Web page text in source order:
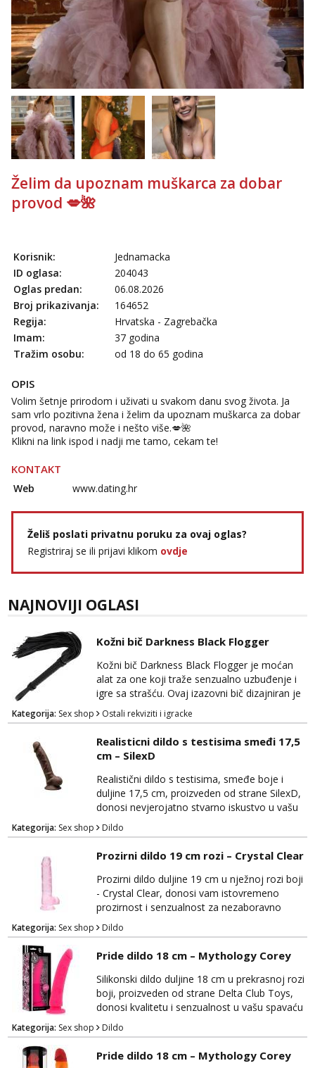
Anđela
Čekam tvoj poziv!
064/677-677- Kod: #142
tel:0,93€ - mob:1,12€ min
Želim da upoznam muškarca za dobar
provod 💋🌺
Korisnik:
Jednamacka
ID oglasa:
204043
Oglas predan:
06.08.2026
Broj prikazivanja:
164652
Regija:
Hrvatska - Zagrebačka
Imam:
37 godina
Tražim osobu:
od 18 do 65 godina
OPIS
Volim šetnje prirodom i uživati u svakom danu svog života. Ja
sam vrlo pozitivna žena i želim da upoznam muškarca za dobar
provod, naravno može i nešto više.💋🌺
Klikni na link ispod i nadji me tamo, cekam te!
KONTAKT
Web www.dating.hr
Želiš poslati privatnu poruku za ovaj oglas?
Registriraj se ili prijavi klikom ovdje
NAJNOVIJI OGLASI
Kožni bič Darkness Black Flogger
Kožni bič Darkness Black Flogger je moćan
alat za one koji traže senzualno uzbuđenje i
igre sa strašću. Ovaj izazovni bič dizajniran je
za dodatnu stimulaciju i eksperimentiranje u
svijetu BDSM-a i erotike. Izrađen je od
visokokvalitetne kože, Darkness Black
Flogger ima sofisticiran izgled i osjećaj na
dodir. Duge, meke trake biča omogućuju
precizno usmjeravanje i kontrolu tijekom igre,
pružaju...
Kategorija: Sex shop Ostali rekviziti i igracke
Realisticni dildo s testisima smeđi 17,5
cm – SilexD
Realistični dildo s testisima, smeđe boje i
duljine 17,5 cm, proizveden od strane SilexD,
donosi nevjerojatno stvarno iskustvo u vašu
spavaću sobu. Ovaj vrhunski dildo će vas
zadovoljiti svojom iznimnom kvalitetom i
autentičnim dizajnom. Izrađen je od
visokokvalitetnog, tijelu prijateljskog
materijala koji je nježan na dodir i siguran za
tijelo, osiguravajući udobnost tijekom
korištenja. Njegov...
Kategorija: Sex shop Dildo
Prozirni dildo 19 cm rozi – Crystal Clear
Prozirni dildo duljine 19 cm u nježnoj rozi boji
- Crystal Clear, donosi vam istovremeno
prozirnost i senzualnost za nezaboravno
zadovoljstvo. Ovaj izuzetno elegantan dildo
će ispuniti vaše želje s vrhunskim materijalima
i privlačnim dizajnom. Izrađen je od
visokokvalitetnog, prozirnog materijala koji je
siguran za tijelo i nježan na dodir, pružajući
vam maksimalnu udobnost tijekom upotrebe.
Cr...
Kategorija: Sex shop Dildo
Pride dildo 18 cm – Mythology Corey
Silikonski dildo duljine 18 cm u prekrasnoj rozi
boji, proizveden od strane Delta Club Toys,
donosi kvalitetu i senzualnost u vašu spavaću
sobu. Ovaj elegantni dildo će vas zadovoljiti
svojim vrhunskim materijalima i realističnim
dizajnom. Izrađen je od visokokvalitetnog,
tijelu prijateljskog silikona koji je nježan na
Kategorija: Sex shop Dildo
Pride dildo 18 cm – Mythology Corey